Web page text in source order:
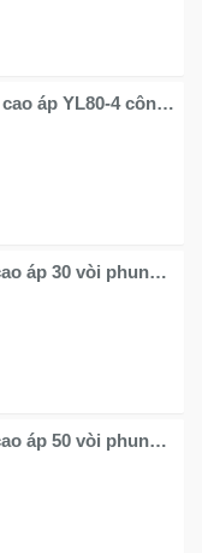
áp YL80-4 công
thứ cấp
áp 30 vòi phun
áp 50 vòi phun